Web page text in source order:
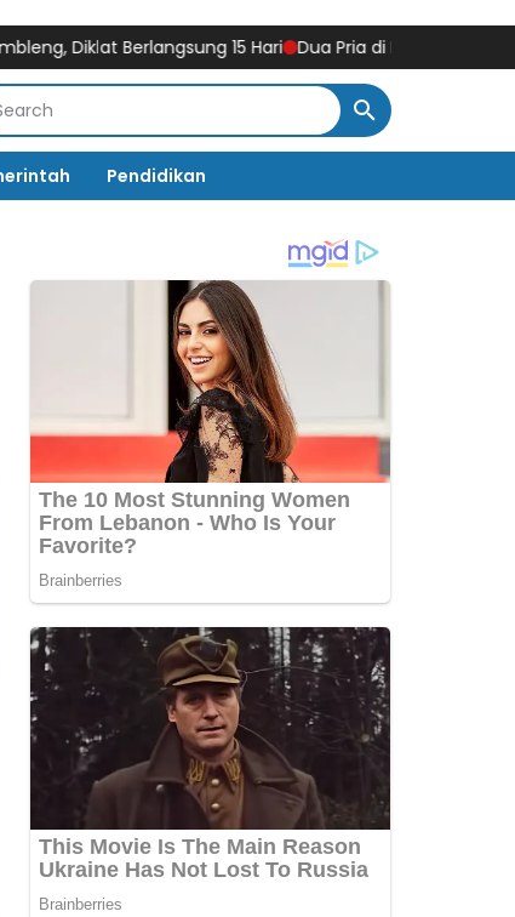
Berlangsung 15 Hari Dua Pria di Bulukumba
Pendidikan